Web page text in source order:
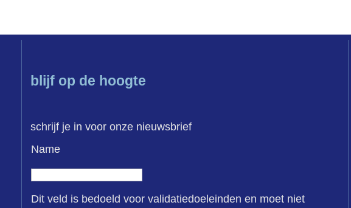
blijf op de hoogte
schrijf je in voor onze nieuwsbrief
Name
Dit veld is bedoeld voor validatiedoeleinden en moet niet